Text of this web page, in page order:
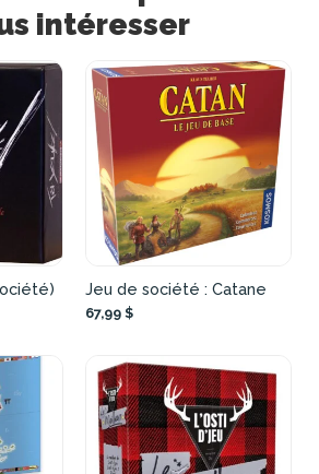
intéresser
Jeu de société : Catane
67,99 $